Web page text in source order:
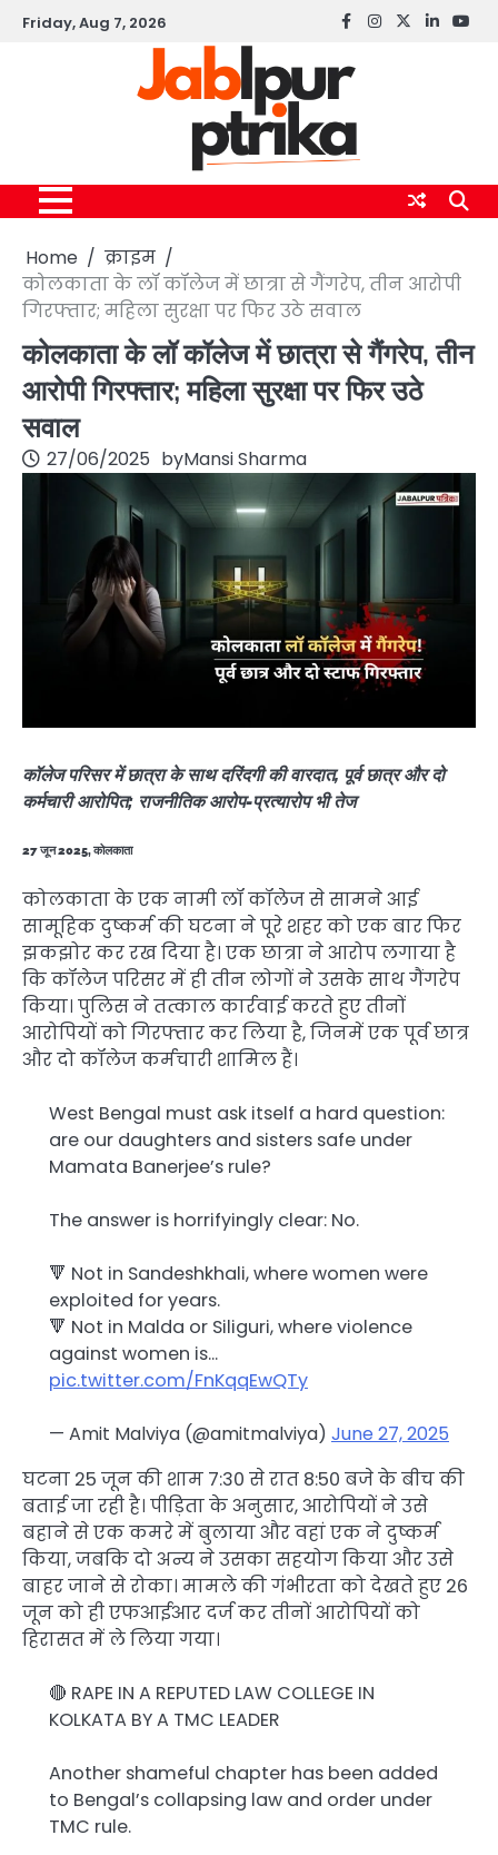
SkipFriday, Aug 7, 2026 Facebook
instagram
twitterlinkedin
Home
क्राइम
कोलकाता के लॉ कॉलेज में छात्रा से गैंगरेप, तीन आरोपी
गिरफ्तार; महिला सुरक्षा पर फिर उठे सवाल
कोलकाता के लॉ कॉलेज में छात्रा से गैंगरेप, तीन
आरोपी गिरफ्तार; महिला सुरक्षा पर फिर उठे
सवाल
27/06/2025 byMansi Sharma
कॉलेज परिसर में छात्रा के साथ दरिंदगी की वारदात, पूर्व छात्र और दो
कर्मचारी आरोपित; राजनीतिक आरोप-प्रत्यारोप भी तेज
27 जून 2025, कोलकाता
कोलकाता के एक नामी लॉ कॉलेज से सामने आई
सामूहिक दुष्कर्म की घटना ने पूरे शहर को एक बार फिर
झकझोर कर रख दिया है। एक छात्रा ने आरोप लगाया है
कि कॉलेज परिसर में ही तीन लोगों ने उसके साथ गैंगरेप
किया। पुलिस ने तत्काल कार्रवाई करते हुए तीनों
आरोपियों को गिरफ्तार कर लिया है, जिनमें एक पूर्व छात्र
और दो कॉलेज कर्मचारी शामिल हैं।
West Bengal must ask itself a hard question:
are our daughters and sisters safe under
Mamata Banerjee’s rule?
The answer is horrifyingly clear: No.
🔻 Not in Sandeshkhali, where women were
exploited for years.
🔻 Not in Malda or Siliguri, where violence
against women is…
pic.twitter.com/FnKqqEwQTy
— Amit Malviya (@amitmalviya) June 27, 2025
घटना 25 जून की शाम 7:30 से रात 8:50 बजे के बीच की
बताई जा रही है। पीड़िता के अनुसार, आरोपियों ने उसे
बहाने से एक कमरे में बुलाया और वहां एक ने दुष्कर्म
किया, जबकि दो अन्य ने उसका सहयोग किया और उसे
बाहर जाने से रोका। मामले की गंभीरता को देखते हुए 26
जून को ही एफआईआर दर्ज कर तीनों आरोपियों को
हिरासत में ले लिया गया।
🔴 RAPE IN A REPUTED LAW COLLEGE IN
KOLKATA BY A TMC LEADER
Another shameful chapter has been added
to Bengal’s collapsing law and order under
TMC rule.